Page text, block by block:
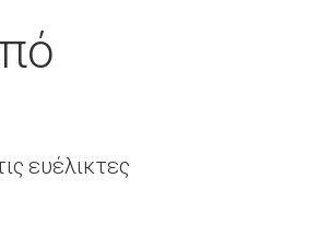
ευέλικτες